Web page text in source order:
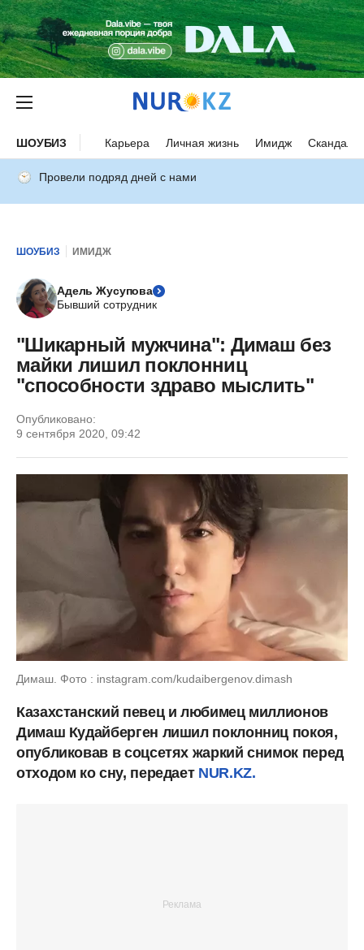
ШОУБИЗ Карьера Личная жизнь Имидж Скандалы
Провели подряд дней с нами
ШОУБИЗ ИМИДЖ
Адель Жусупова
Бывший сотрудник
"Шикарный мужчина": Димаш без
майки лишил поклонниц
"способности здраво мыслить"
Опубликовано:
9 сентября 2020, 09:42
Димаш. Фото : instagram.com/kudaibergenov.dimash
Казахстанский певец и любимец миллионов
Димаш Кудайберген лишил поклонниц покоя,
опубликовав в соцсетях жаркий снимок перед
отходом ко сну, передает NUR.KZ.